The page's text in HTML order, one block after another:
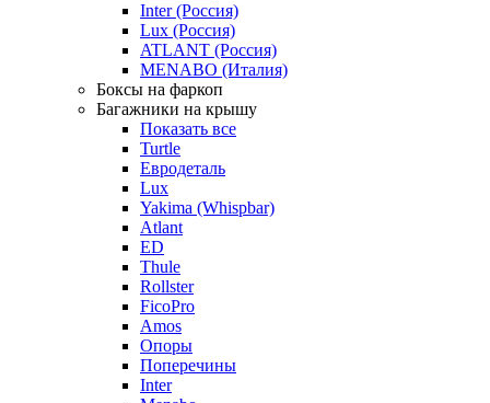
Inter (Россия)
Lux (Россия)
ATLANT (Россия)
MENABO (Италия)
Боксы на фаркоп
Багажники на крышу
Показать все
Turtle
Евродеталь
Lux
Yakima (Whispbar)
Atlant
ED
Thule
Rollster
FicoPro
Amos
Опоры
Поперечины
Inter